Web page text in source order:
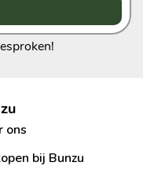
ons
bij Bunzu